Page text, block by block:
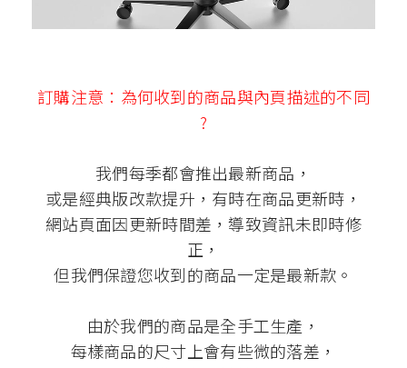
訂購注意：為何收到的商品與內頁描述的不同
?
我們每季都會推出最新商品，
或是經典版改款提升，有時在商品更新時，
網站頁面因更新時間差，導致資訊未即時修
正，
但我們保證您收到的商品一定是最新款。
由於我們的商品是全手工生產，
每樣商品的尺寸上會有些微的落差，